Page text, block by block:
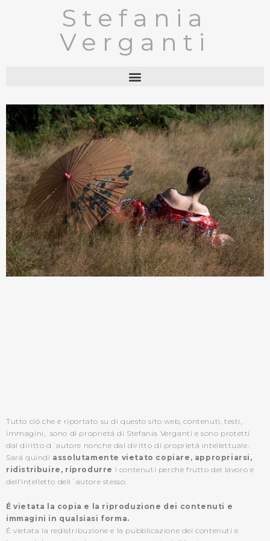
Stefania
Verganti
Tutto ció che é riportato su di questo sito web, contenuti, testi,
immagini, sono di proprietá di Stefania Verganti e sono protetti
dal diritto d´autore nonche dal diritto di proprietá intellettuale.
Sará quindi assolutamente vietato copiare, appropriarsi,
ridistribuire, riprodurre i contenuti perchè frutto del lavoro e
dell’intelletto dell´autore stesso.
É vietata la copia e la riproduzione dei contenuti e
immagini in qualsiasi forma.
É vietata la redistribuzione e la pubblicazione dei contenuti e